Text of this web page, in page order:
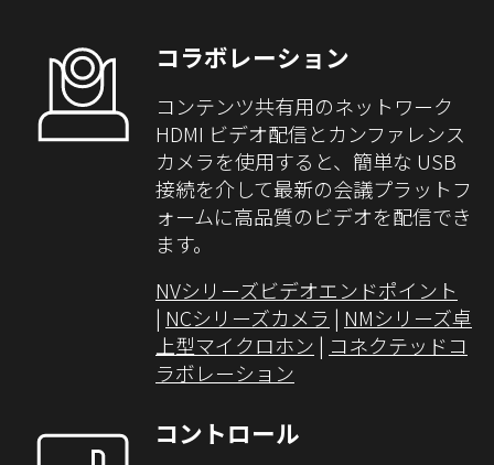
コラボレーション
コンテンツ共有用のネットワーク
HDMI ビデオ配信とカンファレンス
カメラを使用すると、簡単な USB
接続を介して最新の会議プラットフ
ォームに高品質のビデオを配信でき
ます。
NVシリーズビデオエンドポイント
| NCシリーズカメラ | NMシリーズ卓
上型マイクロホン | コネクテッドコ
ラボレーション
コントロール